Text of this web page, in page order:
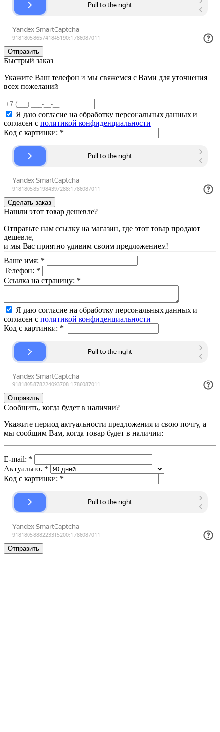
Быстрый заказ
Укажите Ваш телефон и мы свяжемся с Вами для уточнения
всех пожеланий
Я даю согласие на обработку персональных данных и
согласен с политикой конфиденциальности
Код с картинки: *
Нашли этот товар дешевле?
Отправьте нам ссылку на магазин, где этот товар продают
дешевле,
и мы Вас приятно удивим своим предложением!
Ваше имя: *
Телефон: *
Ссылка на страницу: *
Я даю согласие на обработку персональных данных и
согласен с политикой конфиденциальности
Код с картинки: *
Сообщить, когда будет в наличии?
Укажите период актуальности предложения и свою почту, а
мы сообщим Вам, когда товар будет в наличии:
E-mail: *
Актуально: *
Код с картинки: *